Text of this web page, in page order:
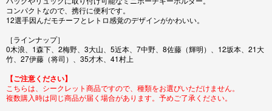
コンパクトなので、携行に便利です。
12選手因んだモチーフとレトロ感覚のデザインがかわいい。
［ラインナップ］
0木浪、1森下、2梅野、3大山、5近本、7中野、8佐藤（輝明）、12坂本、21大
竹、27伊藤（将司）、35才木、41村上
【ご注意ください】
こちらは、シークレット商品ですので、種類をお選びいただけません。
複数購入時は同じ商品が届く場合があります。予めご了承ください。